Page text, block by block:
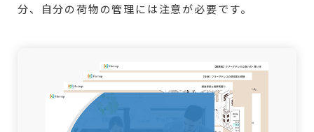
分、自分の荷物の管理には注意が必要です。